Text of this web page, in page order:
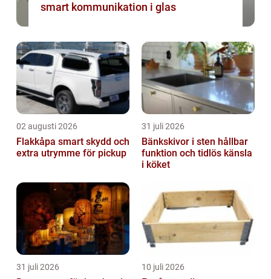
smart kommunikation i glas
02 augusti 2026
Flakkåpa smart skydd och
extra utrymme för pickup
31 juli 2026
Bänkskivor i sten hållbar
funktion och tidlös känsla
i köket
31 juli 2026 10 juli 2026